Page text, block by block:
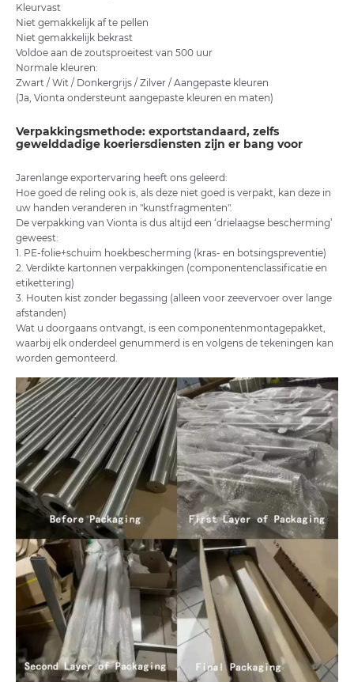
Kleurvast
Niet gemakkelijk af te pellen
Niet gemakkelijk bekrast
Voldoe aan de zoutsproeitest van 500 uur
Normale kleuren:
Zwart / Wit / Donkergrijs / Zilver / Aangepaste kleuren
(Ja, Vionta ondersteunt aangepaste kleuren en maten)
Verpakkingsmethode: exportstandaard, zelfs
gewelddadige koeriersdiensten zijn er bang voor
Jarenlange exportervaring heeft ons geleerd:
Hoe goed de reling ook is, als deze niet goed is verpakt, kan deze in
uw handen veranderen in "kunstfragmenten".
De verpakking van Vionta is dus altijd een ‘drielaagse bescherming’
geweest:
1. PE-folie+schuim hoekbescherming (kras- en botsingspreventie)
2. Verdikte kartonnen verpakkingen (componentenclassificatie en
etikettering)
3. Houten kist zonder begassing (alleen voor zeevervoer over lange
afstanden)
Wat u doorgaans ontvangt, is een componentenmontagepakket,
waarbij elk onderdeel genummerd is en volgens de tekeningen kan
worden gemonteerd.